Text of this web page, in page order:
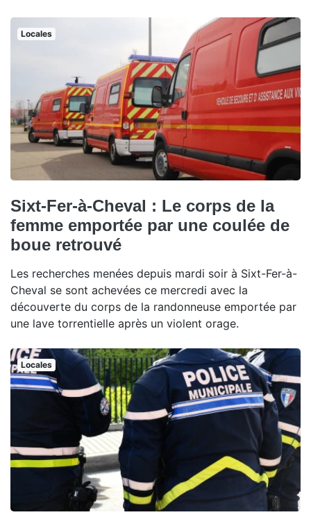
Locales
Sixt-Fer-à-Cheval : Le corps de la
femme emportée par une coulée de
boue retrouvé
Les recherches menées depuis mardi soir à Sixt-Fer-à-
Cheval se sont achevées ce mercredi avec la
découverte du corps de la randonneuse emportée par
une lave torrentielle après un violent orage.
Locales